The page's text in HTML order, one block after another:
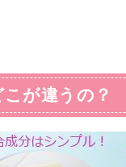
が違うの？